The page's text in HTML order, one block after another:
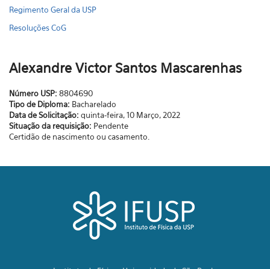
Regimento Geral da USP
Resoluções CoG
Alexandre Victor Santos Mascarenhas
Número USP: 8804690
Tipo de Diploma: Bacharelado
Data de Solicitação: quinta-feira, 10 Março, 2022
Situação da requisição: Pendente
Certidão de nascimento ou casamento.